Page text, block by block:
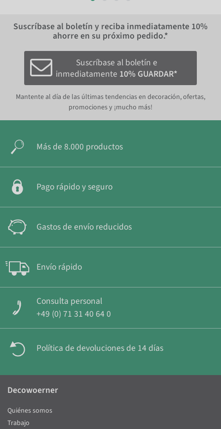
Suscríbase al boletín y reciba inmediatamente 10%
ahorre en su próximo pedido.*
Suscríbase al boletín e
inmediatamente 10% GUARDAR*
Mantente al día de las últimas tendencias en decoración, ofertas,
promociones y ¡mucho más!
Más de 8.000 productos
Pago rápido y seguro
Gastos de envío reducidos
Envío rápido
Consulta personal
+49 (0) 71 31 40 64 0
Política de devoluciones de 14 días
Decowoerner
Quiénes somos
Trabajo